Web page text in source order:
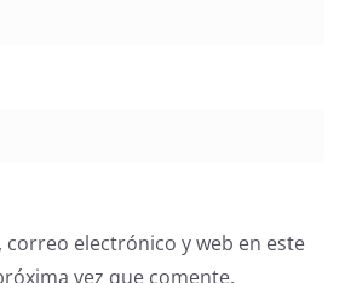
electrónico y web en este
vez que comente.